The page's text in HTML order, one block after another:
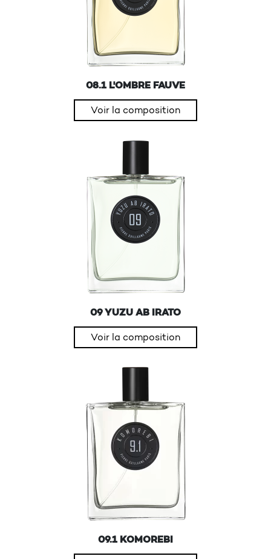
08.1 L'OMBRE FAUVE
Voir la composition
09 YUZU AB IRATO
Voir la composition
09.1 KOMOREBI